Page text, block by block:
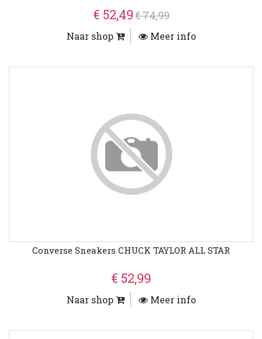
€ 52,49€ 74,99
Naar shop Meer info
Converse Sneakers CHUCK TAYLOR ALL STAR
€ 52,99
Naar shop Meer info